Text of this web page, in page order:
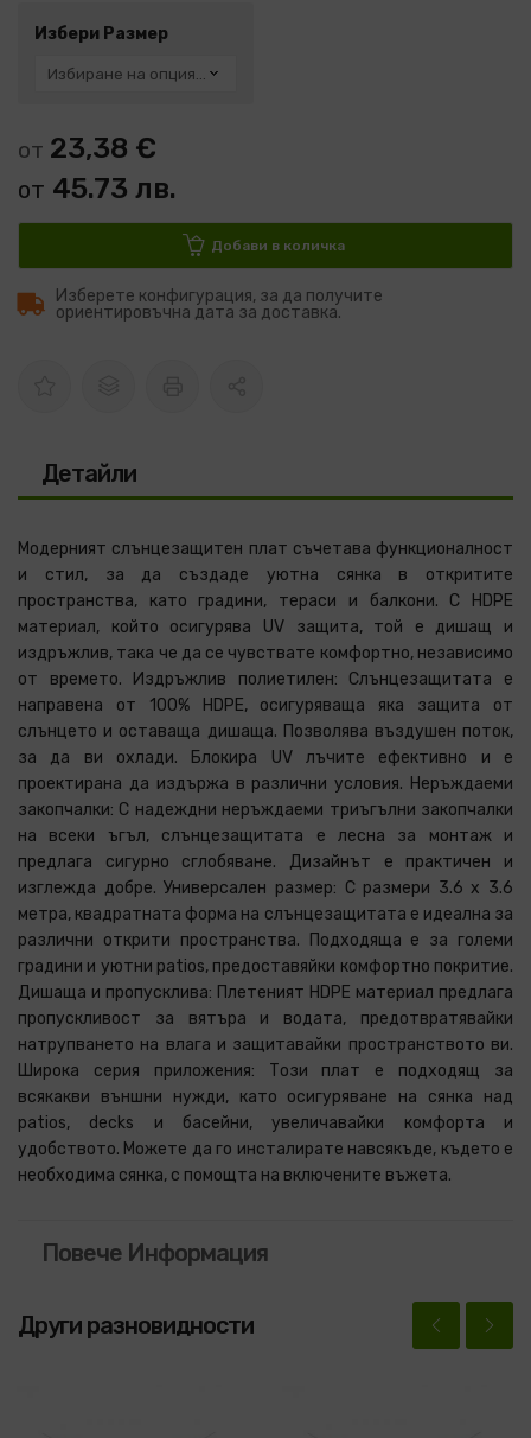
Избери Размер
от 23,38 €
от 45.73 лв.
Добави в количка
Изберете конфигурация, за да получите
ориентировъчна дата за доставка.
Детайли
Модерният слънцезащитен плат съчетава функционалност
и стил, за да създаде уютна сянка в откритите
пространства, като градини, тераси и балкони. С HDPE
материал, който осигурява UV защита, той е дишащ и
издръжлив, така че да се чувствате комфортно, независимо
от времето. Издръжлив полиетилен: Слънцезащитата е
направена от 100% HDPE, осигуряваща яка защита от
слънцето и оставаща дишаща. Позволява въздушен поток,
за да ви охлади. Блокира UV лъчите ефективно и е
проектирана да издържа в различни условия. Неръждаеми
закопчалки: С надеждни неръждаеми триъгълни закопчалки
на всеки ъгъл, слънцезащитата е лесна за монтаж и
предлага сигурно сглобяване. Дизайнът е практичен и
изглежда добре. Универсален размер: С размери 3.6 x 3.6
метра, квадратната форма на слънцезащитата е идеална за
различни открити пространства. Подходяща е за големи
градини и уютни patios, предоставяйки комфортно покритие.
Дишаща и пропусклива: Плетеният HDPE материал предлага
пропускливост за вятъра и водата, предотвратявайки
натрупването на влага и защитавайки пространството ви.
Широка серия приложения: Този плат е подходящ за
всякакви външни нужди, като осигуряване на сянка над
patios, decks и басейни, увеличавайки комфорта и
удобството. Можете да го инсталирате навсякъде, където е
необходима сянка, с помощта на включените въжета.
Повече Информация
Други разновидности